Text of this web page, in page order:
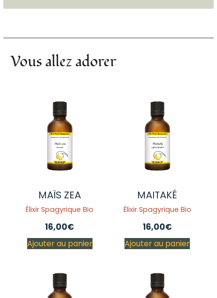
Vous allez adorer
MAÏS ZEA
Élixir Spagyrique Bio
16,00€
Ajouter au panier
MAITAKÉ
Élixir Spagyrique Bio
16,00€
Ajouter au panier